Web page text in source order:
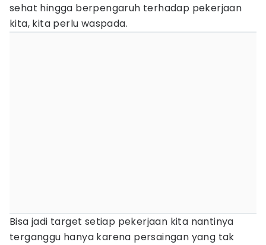
sehat hingga berpengaruh terhadap pekerjaan
kita, kita perlu waspada.
Bisa jadi target setiap pekerjaan kita nantinya
terganggu hanya karena persaingan yang tak